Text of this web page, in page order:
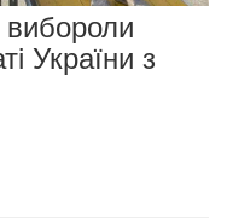
вибороли
України з